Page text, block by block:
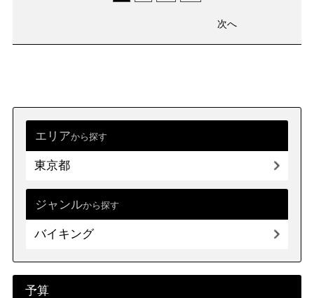
エリアから探す
東京都
ジャンルから探す
バイキング
予算
次へ